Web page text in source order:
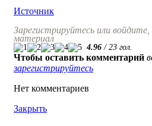
Источник
Зарегистрируйтесь или
материал
4.96 / 23 гол.
Чтобы оставить комментарий
зарегистрируйтесь
Нет комментариев
Закрыть